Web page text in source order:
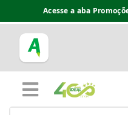
Acesse a aba